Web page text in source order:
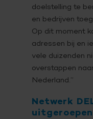
doelstelling te
en bedrijven
Op dit moment
adressen bij en
vele duizenden
overstappen
Nederland.”
Netwerk